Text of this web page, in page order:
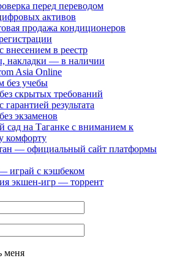
перед переводом
активов
продажа кондиционеров
внесением в реестр
накладки — в наличии
Asia Online
без учебы
скрытых требований
результата
экзаменов
сад на Таганке с вниманием к
комфорту
— официальный сайт платформы
играй с кэшбеком
экшен-игр — торрент
меня